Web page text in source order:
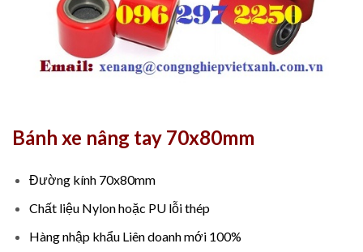
Bánh xe nâng tay 70x80mm
Đường kính 70x80mm
Chất liệu Nylon hoặc PU lỗi thép
Hàng nhập khẩu Liên doanh mới 100%